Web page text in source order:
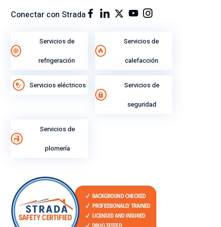
Conectar con Strada
Servicios de
refrigeración
Servicios de
calefacción
Servicios eléctricos Servicios de
seguridad
Servicios de
plomería